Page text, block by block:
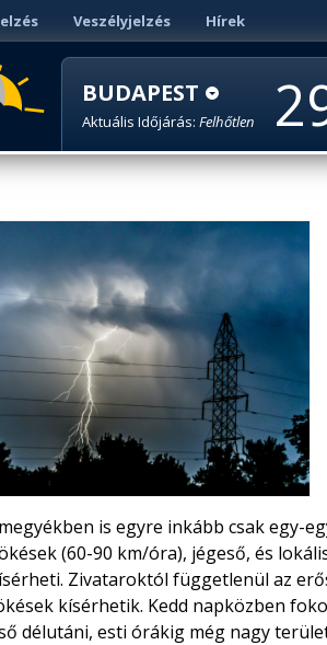
Veszélyjelzés Hírek
BUDAPEST
Aktuális Időjárás: Felhőtlen
is egyre inkább csak egy-
(60-90 km/óra), jégeső, és
Zivataroktól függetlenül az
kísérhetik. Kedd napközben
délutáni, esti órákig még nagy